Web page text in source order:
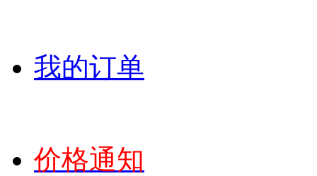
我的订单
价格通知